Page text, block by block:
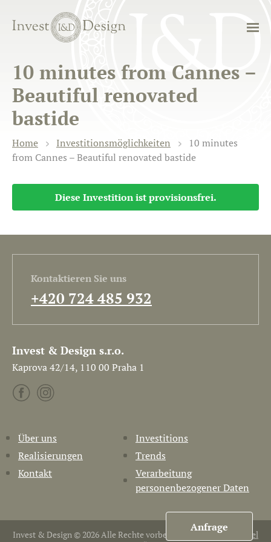
10 minutes from Cannes –
Beautiful renovated
bastide
Home Investitionsmöglichkeiten
10 minutes
from Cannes – Beautiful renovated bastide
Diese Investition ist provisionsfrei.
Kontaktieren Sie uns
+420 724 485 932
Invest & Design s.r.o.
Kaprova 42/14, 110 00 Praha 1
Über uns
Investitions
Realisierungen
Trends
Kontakt
Verarbeitung
personenbezogener Daten
Invest & Design © 2026 Alle Rechte vorbehalten. Erstellt von
Pavel
Anfrage